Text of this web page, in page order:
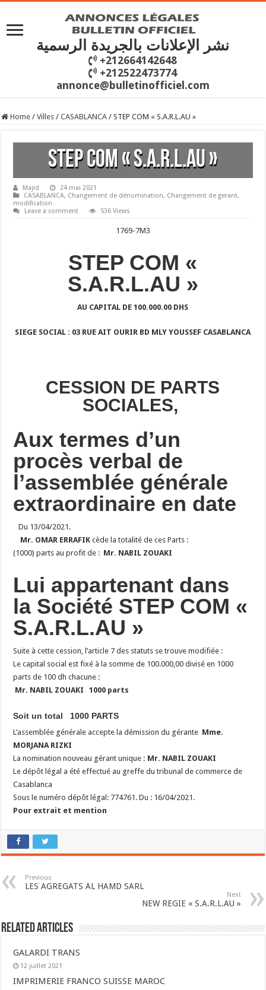
نشر الإعلانات بالجريدة الرسمية
+212664142648
+212522473774
annonce@bulletinofficiel.com
Home / Villes / CASABLANCA / STEP COM « S.A.R.L.AU »
STEP COM « S.A.R.L.AU »
Majid
24 mai 2021
CASABLANCA, Changement de dénomination, Changement de gerant,
modification
Leave a comment
536 Views
1769-7M3
STEP COM «
S.A.R.L.AU »
AU CAPITAL DE 100.000.00 DHS
SIEGE SOCIAL : 03 RUE AIT OURIR BD MLY YOUSSEF CASABLANCA
CESSION DE PARTS
SOCIALES,
Aux termes d’un
procès verbal de
l’assemblée générale
extraordinaire en date
Du 13/04/2021.
Mr. OMAR ERRAFIKcède la totalité de ces Parts :
(1000) parts au profit de : Mr. NABIL ZOUAKI
Lui appartenant dans
la Société STEP COM «
S.A.R.L.AU »
Suite à cette cession, l’article 7 des statuts se trouve modifiée :
Le capital social est fixé à la somme de 100.000,00 divisé en 1000
parts de 100 dh chacune :
Mr. NABIL ZOUAKI 1000 parts
Soit un total 1000 PARTS
L’assemblée générale accepte la démission du gérante Mme.
MORJANA RIZKI
La nomination nouveau gérant unique : Mr. NABIL ZOUAKI
Le dépôt légal a été effectué au greffe du tribunal de commerce de
Casablanca
Sous le numéro dépôt légal: 774761. Du : 16/04/2021.
Pour extrait et mention
Previous
LES AGREGATS AL HAMD SARL
Next
NEW REGIE « S.A.R.L.AU »
Related Articles
GALARDI TRANS
12 juillet 2021
IMPRIMERIE FRANCO SUISSE MAROC